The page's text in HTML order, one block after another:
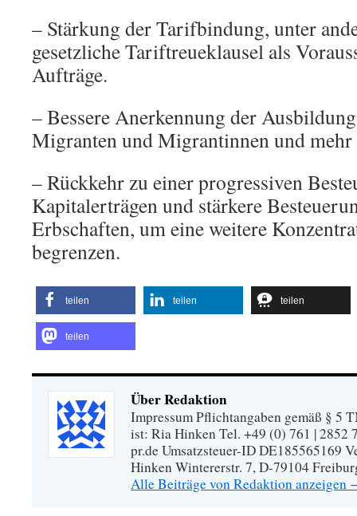
– Stärkung der Tarifbindung, unter
gesetzliche Tariftreueklausel als
Aufträge.
– Bessere Anerkennung der
Migranten und Migrantinnen und
– Rückkehr zu einer progressiven
Kapitalerträgen und stärkere
Erbschaften, um eine weitere
begrenzen.
teilen teilen teilen
teilen
Über Redaktion
Impressum Pflichtangaben gemäß § 5
ist: Ria Hinken Tel. +49 (0) 761 | 2852
pr.de Umsatzsteuer-ID DE185565169
Hinken Wintererstr. 7, D-79104
Alle Beiträge von Redaktion anzeigen